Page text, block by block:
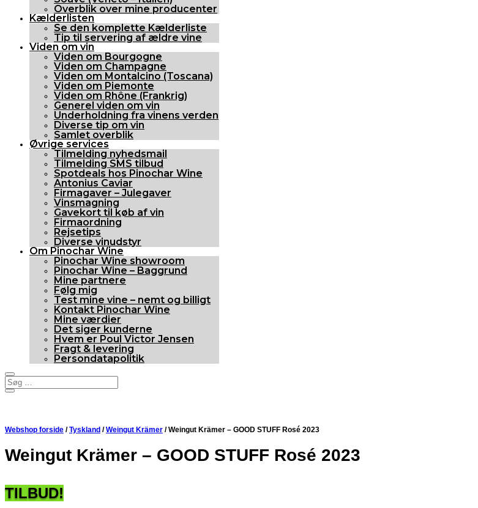
Overblik over mine producenter
Kælderlisten
Se den komplette Kælderliste
Tip til servering af ældre vine
Viden om vin
Viden om Bourgogne
Viden om Champagne
Viden om Montalcino (Toscana)
Viden om Piemonte
Viden om Rhône (Frankrig)
Generel viden om vin
Underholdning fra vinens verden
Diverse tip om vin
Samlet overblik
Øvrige services
Tilmelding nyhedsmail
Tilmelding SMS tilbud
Spotdeals hos Pinochar Wine
Antonius Caviar
Firmagaver – Julegaver
Vinsmagning
Gavekort til køb af vin
Firmaordning
Rejsetips
Diverse vinudstyr
Om Pinochar Wine
Pinochar Wine showroom
Pinochar Wine – Baggrund
Mine partnere
Følg mig
Test mine vine – nemt og billigt
Kontakt Pinochar Wine
Mine værdier
Det siger kunderne
Hvem er Poul Victor Jensen
Fragt & levering
Persondatapolitik
Webshop forside /Tyskland /Weingut Krämer / Weingut Krämer – GOOD STUFF Rosé 2023
Weingut Krämer – GOOD STUFF Rosé 2023
TILBUD!